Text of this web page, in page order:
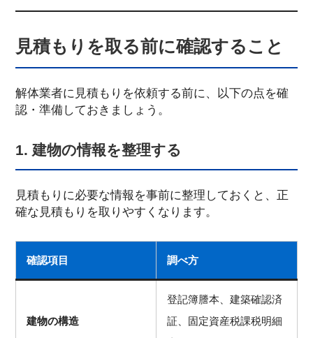
見積もりを取る前に確認すること
解体業者に見積もりを依頼する前に、以下の点を確
認・準備しておきましょう。
1. 建物の情報を整理する
見積もりに必要な情報を事前に整理しておくと、正
確な見積もりを取りやすくなります。
確認項目 調べ方
建物の構造
登記簿謄本、建築確認済
証、固定資産税課税明細